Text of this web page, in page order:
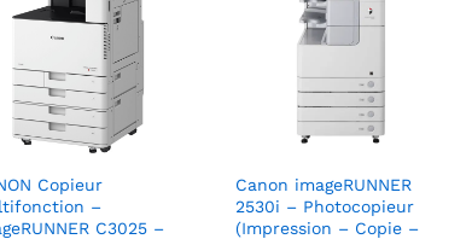
Copieur
–
C3025 –
Canon imageRUNNER
2530i – Photocopieur
(Impression – Copie –